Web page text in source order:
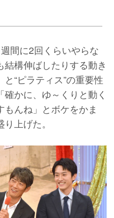
間に2回くらいやらな
構伸ばしたりする動き
“ピラティス”の重要性
かに、ゆ～くりと動く
もんね」とボケをかま
上げた。